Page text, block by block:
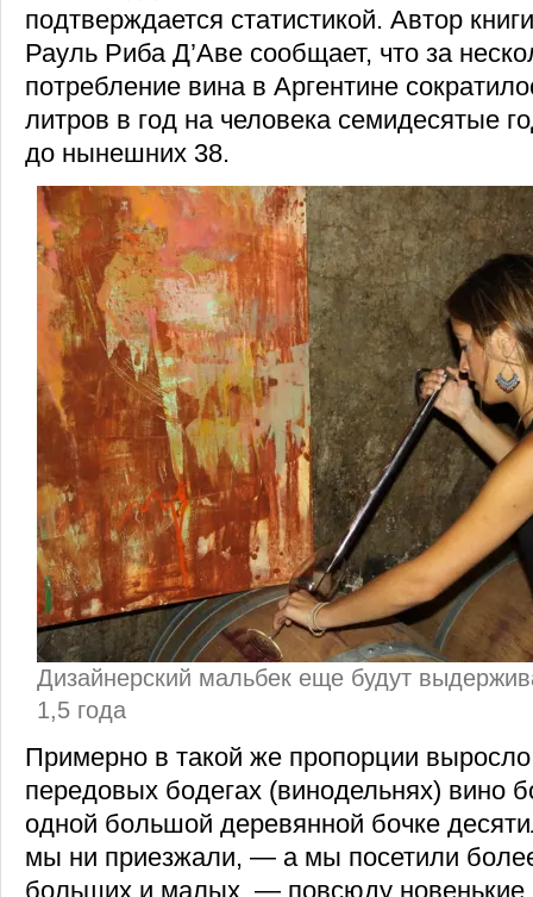
подтверждается статистикой. Автор
Рауль Риба Д’Аве сообщает, что за
потребление вина в Аргентине
литров в год на человека семидесятые
до нынешних 38.
Дизайнерский мальбек еще будут
1,5 года
Примерно в такой же пропорции
передовых бодегах (винодельнях) вино
одной большой деревянной бочке
мы ни приезжали, — а мы посетили
больших и малых, — повсюду новенькие